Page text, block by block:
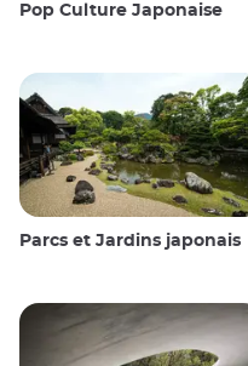
Pop Culture Japonaise
Parcs et Jardins japonais